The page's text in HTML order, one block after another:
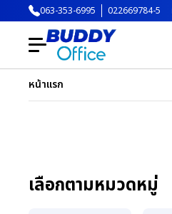
063-353-6995 022669784-5
หน้าแรก
เลือกตามหมวดหมู่